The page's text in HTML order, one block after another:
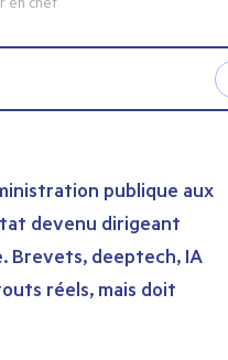
en chef
publique aux
devenu dirigeant
Brevets, deeptech, IA
réels, mais doit